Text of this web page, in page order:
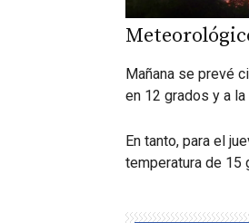
Mañana se prevé
en 12 grados y a la
En tanto, para el
temperatura de 15